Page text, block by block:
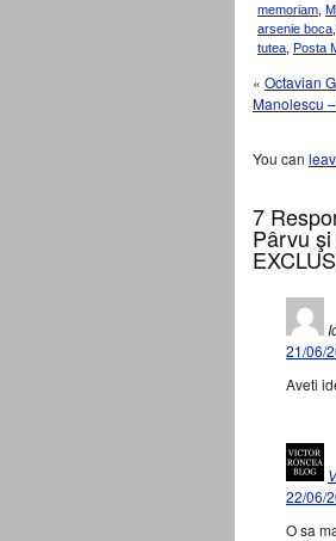
memoriam
arsenie boca
tutea Posta
« Octavian
Manolescu
You can
7
Pârvu
21/06/
Aveti
22/06/
O sa